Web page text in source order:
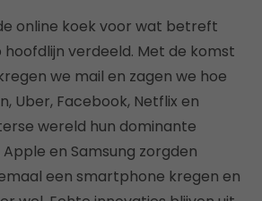
online koek voor wat betreft
verdeeld. Met de komst
we mail en zagen we hoe
Uber, Facebook, Netflix en
wereld hun dominante
en Samsung zorgden
een smartphone kregen en